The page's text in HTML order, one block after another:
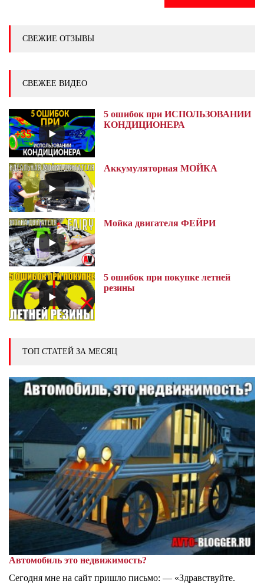
СВЕЖИЕ ОТЗЫВЫ
СВЕЖЕЕ ВИДЕО
5 ошибок при ИСПОЛЬЗОВАНИИ
КОНДИЦИОНЕРА
Аккумуляторная МОЙКА
Мойка двигателя ФЕЙРИ
5 ошибок при покупке летней
резины
ТОП СТАТЕЙ ЗА МЕСЯЦ
Автомобиль это недвижимость?
Сегодня мне на сайт пришло письмо: — «Здравствуйте.